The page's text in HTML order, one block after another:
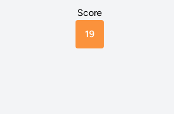
Score
19